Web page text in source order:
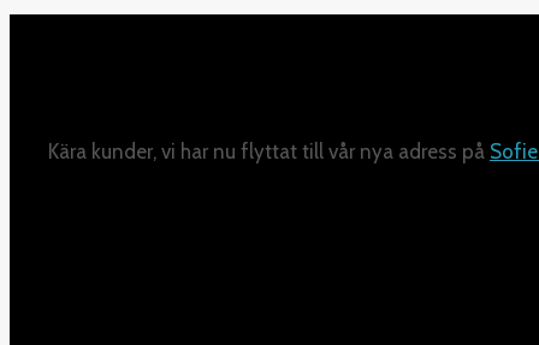
Kära kunder, vi har nu flyttat till vår nya adress på